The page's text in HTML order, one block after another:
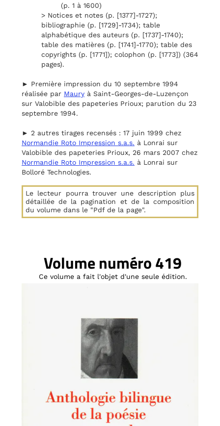
(p. 1 à 1600)
> Notices et notes (p. [1377]-1727);
bibliographie (p. [1729]-1734); table
alphabétique des auteurs (p. [1737]-1740);
table des matières (p. [1741]-1770); table des
copyrights (p. [1771]); colophon (p. [1773]) (364
pages).
► Première impression du 10 septembre 1994
réalisée par Maury à Saint-Georges-de-Luzençon
sur Valobible des papeteries Prioux; parution du 23
septembre 1994.
► 2 autres tirages recensés : 17 juin 1999 chez
Normandie Roto Impression s.a.s. à Lonrai sur
Valobible des papeteries Prioux, 26 mars 2007 chez
Normandie Roto Impression s.a.s. à Lonrai sur
Bolloré Technologies.
Le lecteur pourra trouver une description plus
détaillée de la pagination et de la composition
du volume dans le "Pdf de la page".
Volume numéro 419
Ce volume a fait l'objet d'une seule édition.